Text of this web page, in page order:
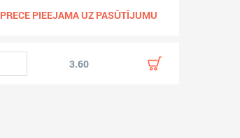
PRECE PIEEJAMA UZ PASŪTĪJUMU
3.60